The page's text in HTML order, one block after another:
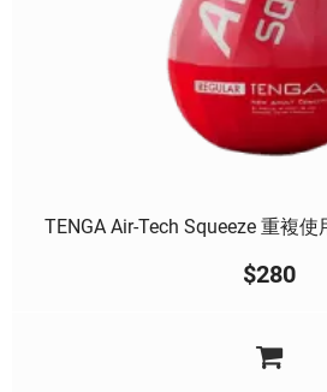
TENGA Air-Tech Squeeze 重複
$280